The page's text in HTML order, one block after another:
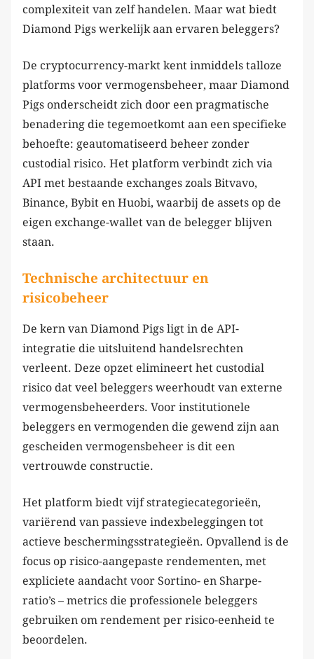
complexiteit van zelf handelen. Maar wat biedt
Diamond Pigs werkelijk aan ervaren beleggers?
De cryptocurrency-markt kent inmiddels talloze
platforms voor vermogensbeheer, maar Diamond
Pigs onderscheidt zich door een pragmatische
benadering die tegemoetkomt aan een specifieke
behoefte: geautomatiseerd beheer zonder
custodial risico. Het platform verbindt zich via
API met bestaande exchanges zoals Bitvavo,
Binance, Bybit en Huobi, waarbij de assets op de
eigen exchange-wallet van de belegger blijven
staan.
Technische architectuur en
risicobeheer
De kern van Diamond Pigs ligt in de API-
integratie die uitsluitend handelsrechten
verleent. Deze opzet elimineert het custodial
risico dat veel beleggers weerhoudt van externe
vermogensbeheerders. Voor institutionele
beleggers en vermogenden die gewend zijn aan
gescheiden vermogensbeheer is dit een
vertrouwde constructie.
Het platform biedt vijf strategiecategorieën,
variërend van passieve indexbeleggingen tot
actieve beschermingsstrategieën. Opvallend is de
focus op risico-aangepaste rendementen, met
expliciete aandacht voor Sortino- en Sharpe-
ratio’s – metrics die professionele beleggers
gebruiken om rendement per risico-eenheid te
beoordelen.